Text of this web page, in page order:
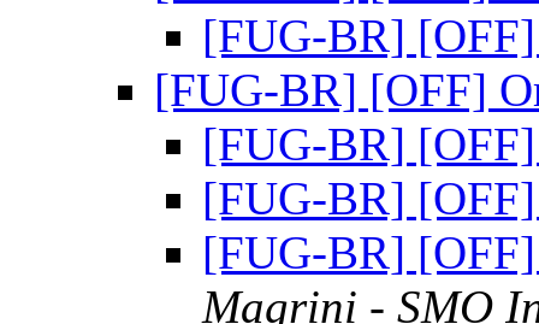
[FUG-BR]
[FUG-BR] [OFF]
[FUG-BR]
[FUG-BR]
[FUG-BR]
Magrini - SMO